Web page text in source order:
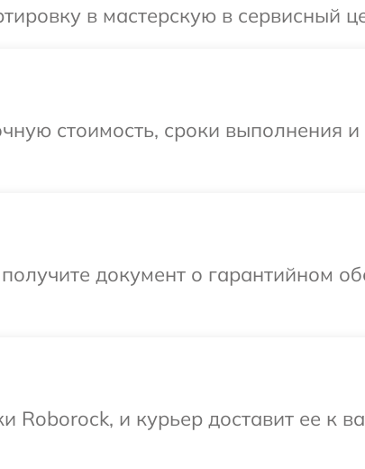
в мастерскую в сервисный
стоимость, сроки выполнения
документ о гарантийном
и курьер доставит ее к